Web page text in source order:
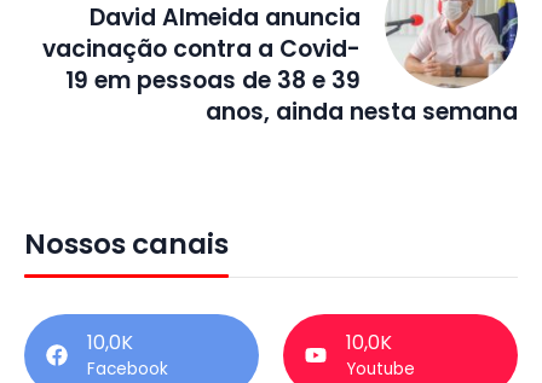
David Almeida anuncia
vacinação contra a Covid-
19 em pessoas de 38 e 39
anos, ainda nesta semana
Nossos canais
10,0K
Facebook
10,0K
Youtube